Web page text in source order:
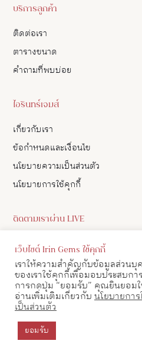
บริการลูกค้า
ติดต่อเรา
ตารางขนาด
คำถามที่พบบ่อย
ไอรินทร์เจมส์
เกี่ยวกับเรา
ข้อกำหนดและเงื่อนไข
นโยบายความเป็นส่วนตัว
นโยบายการใช้คุกกี้
ติดตามเราผ่าน LIVE
ดูอัปเดตสินค้า และ เลือกซื้อสินค้าผ่า
ได้
ดูตาราง LIVE
เว็บไซต์ Irin Gems ใช้คุกกี้
เราให้ความสำคัญกับข้อมูลส่วนบุ
ของเราใช้คุกกี้เพื่อมอบประสบก
การกดปุ่ม “ยอมรับ” คุณยินยอม
อ่านเพิ่มเติมเกี่ยวกับ นโยบายกา
เป็นส่วนตัว
ยอมรับ
สอบถามข้อมูล/นัดหมายดูสินค้า